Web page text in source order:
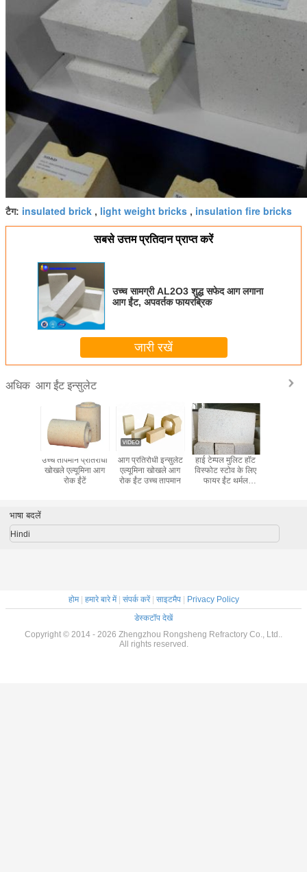
टैग: insulated brick , light weight bricks , insulation fire bricks
सबसे उत्तम प्रतिदान प्राप्त करें
उच्च सामग्री AL2O3 शुद्ध सफेद आग लगाना
आग ईंट, अपवर्तक फायरब्रिक
जारी रखें
अधिक आग ईंट इन्सुलेट
उच्च तापमान प्रतिरोधी
खोखले एल्यूमिना आग
रोक ईंटें
आग प्रतिरोधी इन्सुलेट
एल्यूमिना खोखले आग
रोक ईंट उच्च तापमान
हाई टेम्पल मुलिट हॉट
विस्फोट स्टोव के लिए
फायर ईंट थर्मल
भाषा बदलें
Hindi
होम| हमारे बारे में| संपर्क करें| साइटमैप|
Privacy Policy
डेस्कटॉप देखें
Copyright © 2014 - 2026 Zhengzhou Rongsheng Refractory Co., Ltd..
All rights reserved.